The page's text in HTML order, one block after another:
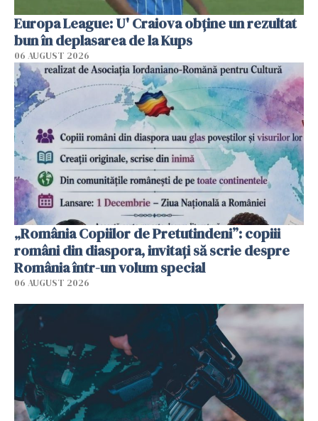
Europa League: U' Craiova obține un rezultat
bun în deplasarea de la Kups
06 AUGUST 2026
„România Copiilor de Pretutindeni”: copiii
români din diaspora, invitați să scrie despre
România într-un volum special
06 AUGUST 2026